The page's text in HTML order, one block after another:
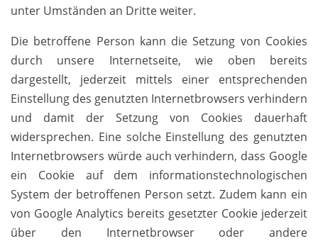
unter Umständen an Dritte weiter.
Die betroffene Person kann die Setzung von Cookies
durch unsere Internetseite, wie oben bereits
dargestellt, jederzeit mittels einer entsprechenden
Einstellung des genutzten Internetbrowsers verhindern
und damit der Setzung von Cookies dauerhaft
widersprechen. Eine solche Einstellung des genutzten
Internetbrowsers würde auch verhindern, dass Google
ein Cookie auf dem informationstechnologischen
System der betroffenen Person setzt. Zudem kann ein
von Google Analytics bereits gesetzter Cookie jederzeit
über den Internetbrowser oder andere